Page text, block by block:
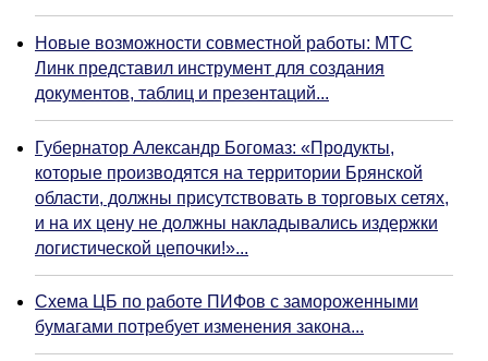
Новые возможности совместной работы: МТС
Линк представил инструмент для создания
документов, таблиц и презентаций...
Губернатор Александр Богомаз: «Продукты,
которые производятся на территории Брянской
области, должны присутствовать в торговых сетях,
и на их цену не должны накладывались издержки
логистической цепочки!»...
Схема ЦБ по работе ПИФов с замороженными
бумагами потребует изменения закона...